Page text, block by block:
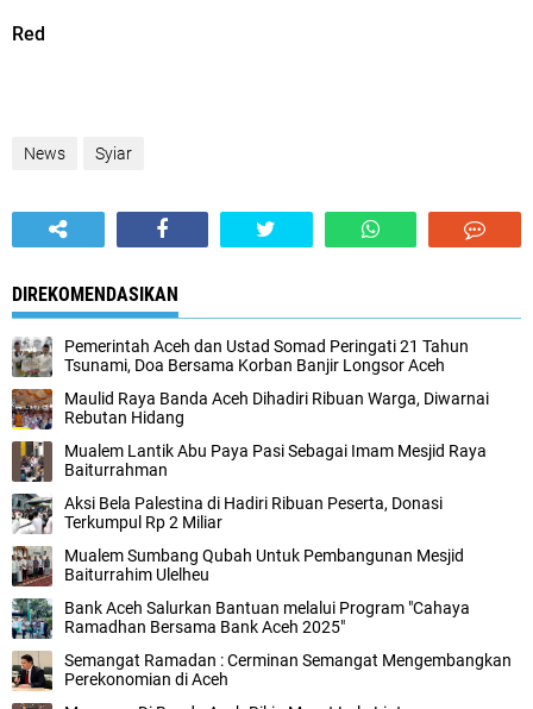
Red
News Syiar
DIREKOMENDASIKAN
Pemerintah Aceh dan Ustad Somad Peringati 21 Tahun
Tsunami, Doa Bersama Korban Banjir Longsor Aceh
Maulid Raya Banda Aceh Dihadiri Ribuan Warga, Diwarnai
Rebutan Hidang
Mualem Lantik Abu Paya Pasi Sebagai Imam Mesjid Raya
Baiturrahman
Aksi Bela Palestina di Hadiri Ribuan Peserta, Donasi
Terkumpul Rp 2 Miliar
Mualem Sumbang Qubah Untuk Pembangunan Mesjid
Baiturrahim Ulelheu
Bank Aceh Salurkan Bantuan melalui Program "Cahaya
Ramadhan Bersama Bank Aceh 2025"
Semangat Ramadan : Cerminan Semangat Mengembangkan
Perekonomian di Aceh